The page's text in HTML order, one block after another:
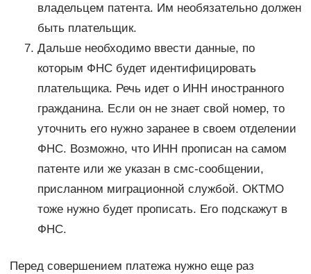
владельцем патента. Им необязательно должен
быть плательщик.
Дальше необходимо ввести данные, по
которым ФНС будет идентифицировать
плательщика. Речь идет о ИНН иностранного
гражданина. Если он не знает свой номер, то
уточнить его нужно заранее в своем отделении
ФНС. Возможно, что ИНН прописан на самом
патенте или же указан в смс-сообщении,
присланном миграционной службой. ОКТМО
тоже нужно будет прописать. Его подскажут в
ФНС.
Перед совершением платежа нужно еще раз